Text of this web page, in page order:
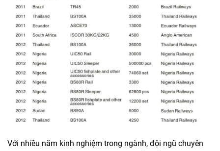
Với nhiều năm kinh nghiệm trong ngành, đội ngũ chuyên